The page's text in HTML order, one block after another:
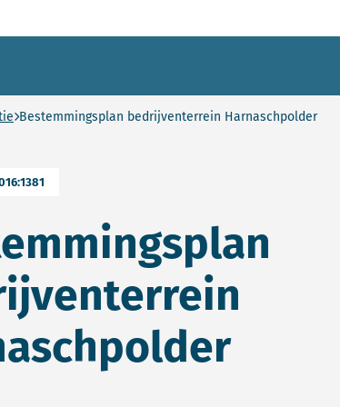
Bestemmingsplan bedrijventerrein Harnaschpolder